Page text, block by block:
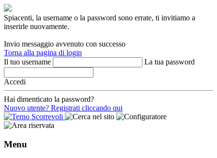
Spiacenti, la username o la password sono errate, ti invitiamo a
inserirle nuovamente.
Invio messaggio avvenuto con successo
Torna alla pagina di login
Il tuo username
La tua password
Accedi
Hai dimenticato la password?
Nuovo utente? Registrati cliccando qui
Menu